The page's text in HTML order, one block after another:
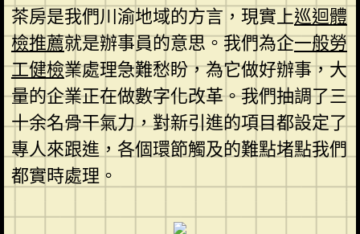
茶房是我們川渝地域的方言，現實上巡迴體
檢推薦就是辦事員的意思。我們為企一般勞
工健檢業處理急難愁盼，為它做好辦事，大
量的企業正在做數字化改革。我們抽調了三
十余名骨干氣力，對新引進的項目都設定了
專人來跟進，各個環節觸及的難點堵點我們
都實時處理。